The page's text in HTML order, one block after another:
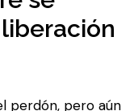
perdón, pero aún